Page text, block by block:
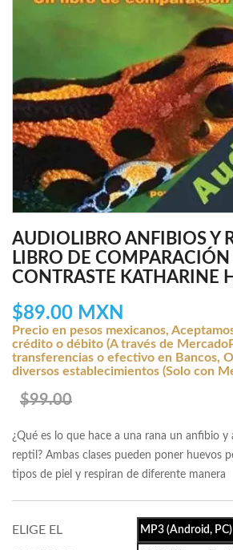
AUDIOLIBRO ANFIBIOS Y
LIBRO DE COMPARACIÓN
CONTRASTE KATHARINE
$89.00 MXN
Precio en pesos mexicanos,
crédito o débito (A través de
transferencias o efectivo en Bancos,
diversos establecimientos (Solo con
$99.00
¿Qué es lo que hace a una rana un anfibio y
reptil? Ambas clases pueden poner huevos
tipos de piel y respiran de diferente manera
ELIGE EL
MP3 (Android, PC)